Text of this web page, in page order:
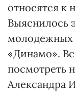
относятся к
Выяснилось
молодежных
«Динамо».
посмотреть
Александра